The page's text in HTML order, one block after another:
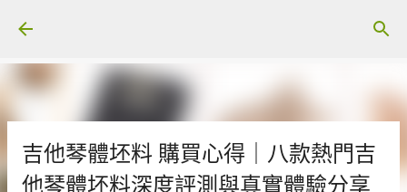
吉他琴體坯料 購買心得｜八款熱門吉
他琴體坯料深度評測與真實體驗分享